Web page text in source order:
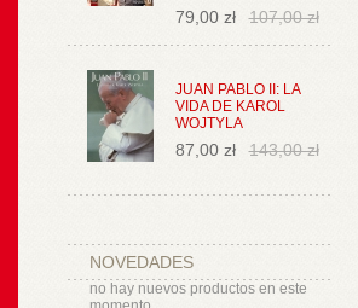
79,00 zł 107,00 zł
JUAN PABLO II: LA
VIDA DE KAROL
WOJTYLA
87,00 zł 143,00 zł
NOVEDADES
no hay nuevos productos en este